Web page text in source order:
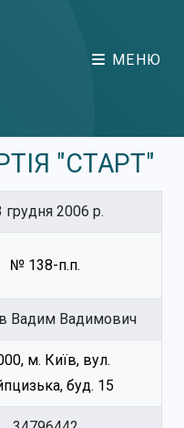
МЕНЮ
"СТАРТ"
грудня 2006 р.
№ 138-п.п.
Вадим Вадимович
м. Київ, вул.
буд. 15